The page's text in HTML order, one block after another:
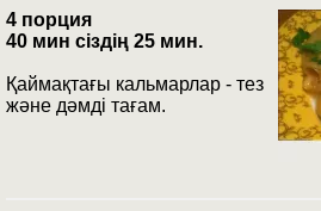
4 порция
40 мин сіздің 25 мин.
Қаймақтағы кальмарлар - тез
және дәмді тағам.